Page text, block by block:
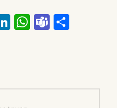
Li W
p
Te